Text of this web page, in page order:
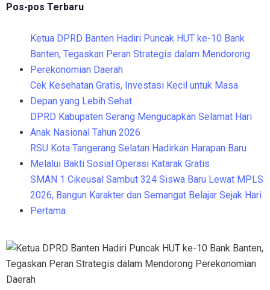
Pos-pos Terbaru
Ketua DPRD Banten Hadiri Puncak HUT ke-10 Bank
Banten, Tegaskan Peran Strategis dalam Mendorong
Perekonomian Daerah
Cek Kesehatan Gratis, Investasi Kecil untuk Masa
Depan yang Lebih Sehat
DPRD Kabupaten Serang Mengucapkan Selamat Hari
Anak Nasional Tahun 2026
RSU Kota Tangerang Selatan Hadirkan Harapan Baru
Melalui Bakti Sosial Operasi Katarak Gratis
SMAN 1 Cikeusal Sambut 324 Siswa Baru Lewat MPLS
2026, Bangun Karakter dan Semangat Belajar Sejak Hari
Pertama